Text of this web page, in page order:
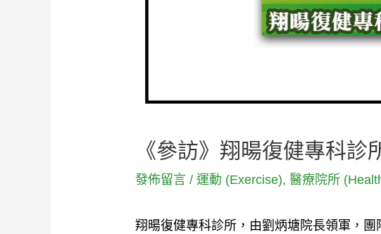
《參訪》翔暘復健專科診
發佈留言 /運動 (Exercise),醫療院所
翔暘復健專科診所，由劉炳塘院長領軍，